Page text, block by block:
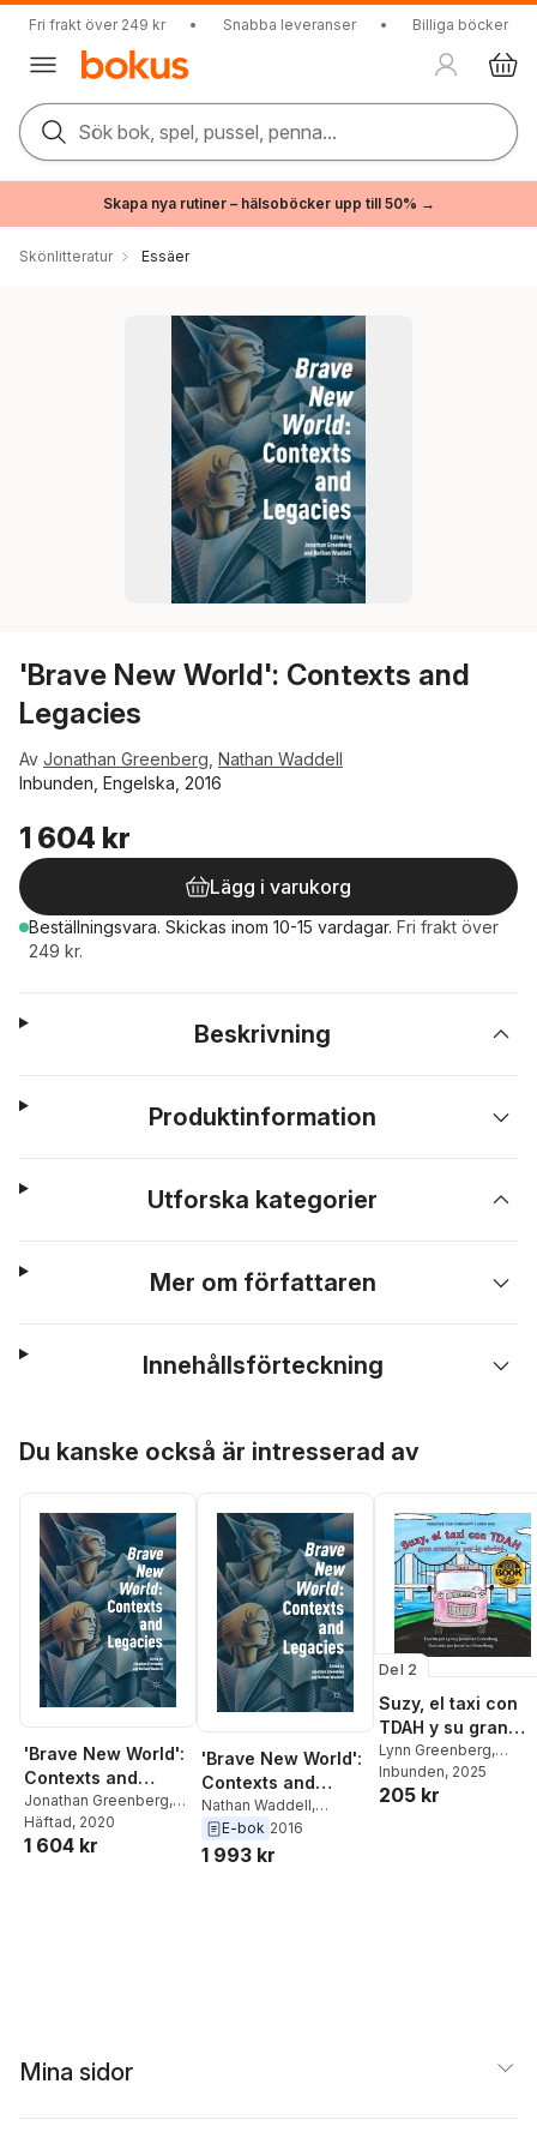
Fri frakt över 249 kr • Snabba leveranser • Billiga böcker
Sök bok, spel, pussel, penna...
Skapa nya rutiner – hälsoböcker upp till 50% →
Skönlitteratur Essäer
'Brave New World': Contexts and
Legacies
Av Jonathan Greenberg Nathan Waddell
Inbunden, Engelska, 2016
1 604 kr
Lägg i varukorg
Beställningsvara. Skickas inom 10-15 vardagar. Fri frakt över
249 kr.
Beskrivning
Produktinformation
Utforska kategorier
Mer om författaren
Innehållsförteckning
Du kanske också är intresserad av
'Brave New World':
Contexts and
Legacies
Jonathan Greenberg,
Nathan Waddell
Häftad, 2020
1 604 kr
'Brave New World':
Contexts and
Legacies
Nathan Waddell,
Jonathan Greenberg
E-bok 2016
1 993 kr
Del 2
Suzy, el taxi con
TDAH y su gran
aventura por la
ciudad
Lynn Greenberg,
Jonathan Greenberg
Inbunden, 2025
205 kr
Mina sidor